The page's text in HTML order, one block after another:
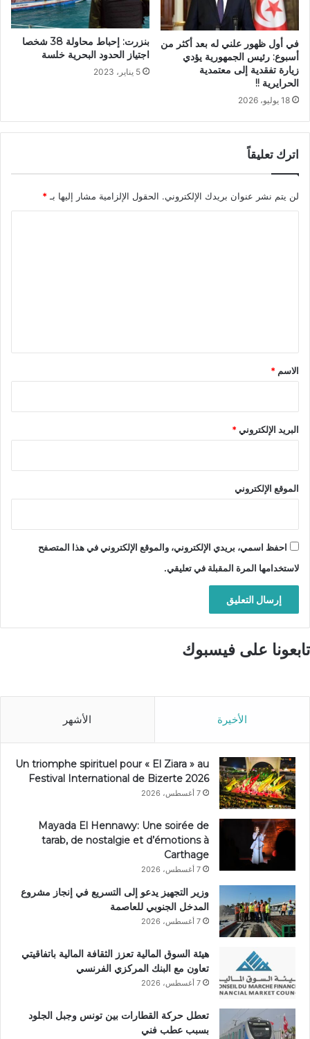
في أول ظهور علني له بعد أكثر من
أسبوع: رئيس الجمهورية يؤدي
زيارة تفقدية إلى معتمدية
الحرايرية !!
18 يوليو، 2026
بنزرت: إحباط محاولة 38 شخصا
اجتياز الحدود البحرية خلسة
5 يناير، 2023
اترك تعليقاً
لن يتم نشر عنوان بريدك الإلكتروني. الحقول الإلزامية مشار إليها بـ*
*
الاسم *
البريد الإلكتروني*
الموقع الإلكتروني
احفظ اسمي، بريدي الإلكتروني، والموقع الإلكتروني في هذا المتصفح
لاستخدامها المرة المقبلة في تعليقي.
تابعونا على فيسبوك
الأخيرة الأشهر
Un triomphe spirituel pour « El Ziara » au
Festival International de Bizerte 2026
7 أغسطس، 2026
Mayada El Hennawy: Une soirée de
tarab, de nostalgie et d’émotions à
Carthage
7 أغسطس، 2026
وزير التجهيز يدعو إلى التسريع في إنجاز مشروع
المدخل الجنوبي للعاصمة
7 أغسطس، 2026
هيئة السوق المالية تعزز الثقافة المالية باتفاقيتي
تعاون مع البنك المركزي الفرنسي
7 أغسطس، 2026
تعطل حركة القطارات بين تونس وجبل الجلود
بسبب عطب فني